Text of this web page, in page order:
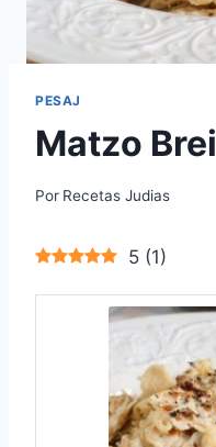
PESAJ
Matzo Brei
Por Recetas Judias
5 (1)